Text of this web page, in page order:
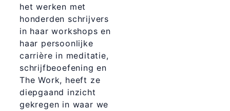
het werken met
honderden schrijvers
in haar workshops en
haar persoonlijke
carrière in meditatie,
schrijfbeoefening en
The Work, heeft ze
diepgaand inzicht
gekregen in waar we